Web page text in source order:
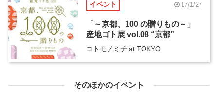
イベント 17/1/27
「～京都、100 の贈りもの～」
産地ゴト展 vol.08 “京都”
コトモノミチ at TOKYO
そのほかのイベント